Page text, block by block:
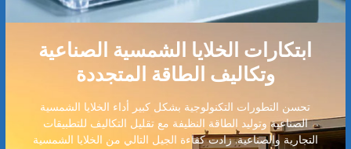
ابتكارات الخلايا الشمسية الصناعية
وتكاليف الطاقة المتجددة
تحسن التطورات التكنولوجية بشكل كبير أداء الخلايا الشمسية
الصناعية وتوليد الطاقة النظيفة مع تقليل التكاليف للتطبيقات
التجارية والصناعية. زادت كفاءة الجيل التالي من الخلايا الشمسية